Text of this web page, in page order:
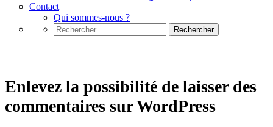
Contact
Qui sommes-nous ?
Rechercher :
Enlevez la possibilité de laisser des
commentaires sur WordPress